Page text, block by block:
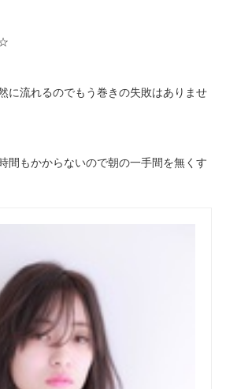
に流れるのでもう巻きの失敗はありませ
間もかからないので朝の一手間を無くす